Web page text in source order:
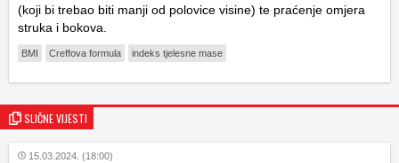
(koji bi trebao biti manji od polovice visine) te praćenje omjera
struka i bokova.
BMI Creffova formula indeks tjelesne mase
SLIČNE VIJESTI
15.03.2024. (18:00)